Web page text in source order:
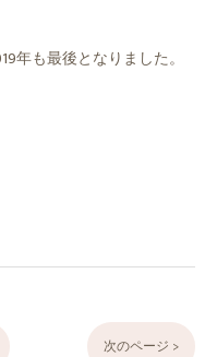
年も最後となりました。
次のページ >